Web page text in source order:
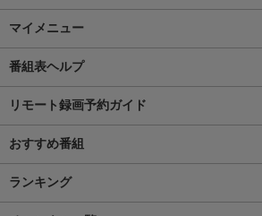
マイメニュー
番組表ヘルプ
リモート録画予約ガイド
おすすめ番組
ランキング